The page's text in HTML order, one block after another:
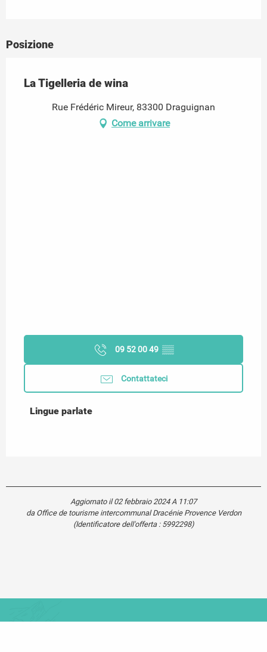
Posizione
La Tigelleria de wina
Rue Frédéric Mireur, 83300 Draguignan
Come arrivare
09 52 00 49 ▒▒
Contattateci
Lingue parlate
Lingue parlate
Aggiornato il 02 febbraio 2024 A 11:07
da Office de tourisme intercommunal Dracénie Provence Verdon
(Identificatore dell'offerta : 5992298)